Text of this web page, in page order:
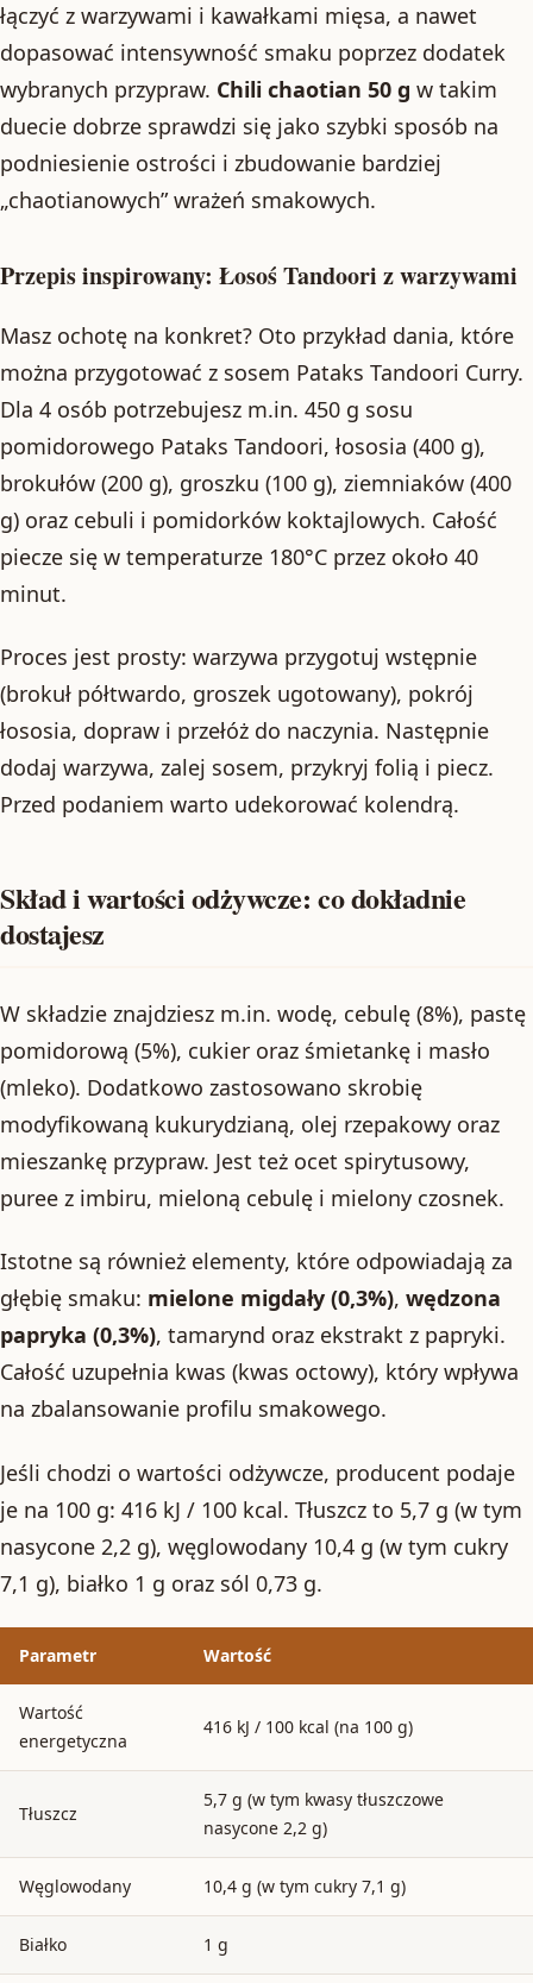
łączyć z warzywami i kawałkami mięsa, a nawet
dopasować intensywność smaku poprzez dodatek
wybranych przypraw. Chili chaotian 50 g w takim
duecie dobrze sprawdzi się jako szybki sposób na
podniesienie ostrości i zbudowanie bardziej
„chaotianowych” wrażeń smakowych.
Przepis inspirowany: Łosoś Tandoori z warzywami
Masz ochotę na konkret? Oto przykład dania, które
można przygotować z sosem Pataks Tandoori Curry.
Dla 4 osób potrzebujesz m.in. 450 g sosu
pomidorowego Pataks Tandoori, łososia (400 g),
brokułów (200 g), groszku (100 g), ziemniaków (400
g) oraz cebuli i pomidorków koktajlowych. Całość
piecze się w temperaturze 180°C przez około 40
minut.
Proces jest prosty: warzywa przygotuj wstępnie
(brokuł półtwardo, groszek ugotowany), pokrój
łososia, dopraw i przełóż do naczynia. Następnie
dodaj warzywa, zalej sosem, przykryj folią i piecz.
Przed podaniem warto udekorować kolendrą.
Skład i wartości odżywcze: co dokładnie
dostajesz
W składzie znajdziesz m.in. wodę, cebulę (8%), pastę
pomidorową (5%), cukier oraz śmietankę i masło
(mleko). Dodatkowo zastosowano skrobię
modyfikowaną kukurydzianą, olej rzepakowy oraz
mieszankę przypraw. Jest też ocet spirytusowy,
puree z imbiru, mieloną cebulę i mielony czosnek.
Istotne są również elementy, które odpowiadają za
głębię smaku: mielone migdały (0,3%), wędzona
papryka (0,3%), tamarynd oraz ekstrakt z papryki.
Całość uzupełnia kwas (kwas octowy), który wpływa
na zbalansowanie profilu smakowego.
Jeśli chodzi o wartości odżywcze, producent podaje
je na 100 g: 416 kJ / 100 kcal. Tłuszcz to 5,7 g (w tym
nasycone 2,2 g), węglowodany 10,4 g (w tym cukry
7,1 g), białko 1 g oraz sól 0,73 g.
Parametr Wartość
Wartość
energetyczna
416 kJ / 100 kcal (na 100 g)
Tłuszcz
5,7 g (w tym kwasy tłuszczowe
nasycone 2,2 g)
Węglowodany 10,4 g (w tym cukry 7,1 g)
Białko 1 g